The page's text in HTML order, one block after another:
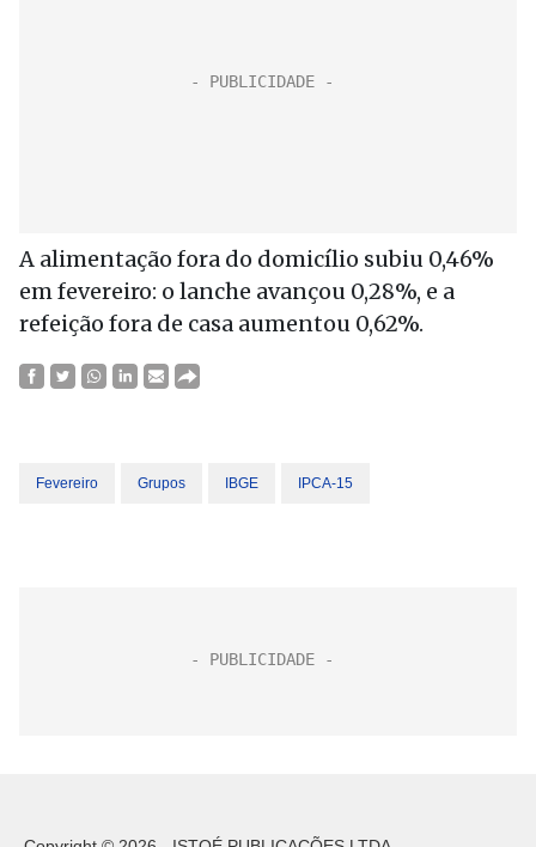
A alimentação fora do domicílio subiu 0,46%
em fevereiro: o lanche avançou 0,28%, e a
refeição fora de casa aumentou 0,62%.
Fevereiro Grupos IBGE IPCA-15